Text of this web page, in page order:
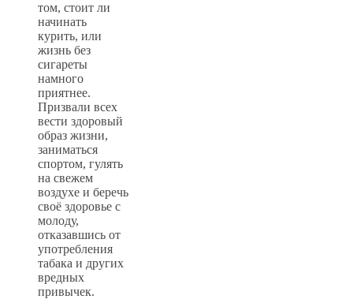
том, стоит ли
начинать
курить, или
жизнь без
сигареты
намного
приятнее.
Призвали всех
вести здоровый
образ жизни,
заниматься
спортом, гулять
на свежем
воздухе и беречь
своё здоровье с
молоду,
отказавшись от
употребления
табака и других
вредных
привычек.